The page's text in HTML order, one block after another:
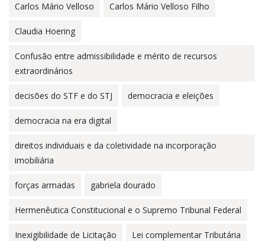
Carlos Mário Velloso Carlos Mário Velloso Filho
Claudia Hoering
Confusão entre admissibilidade e mérito de recursos
extraordinários
decisões do STF e do STJ democracia e eleições
democracia na era digital
direitos individuais e da coletividade na incorporação
imobiliária
forças armadas gabriela dourado
Hermenêutica Constitucional e o Supremo Tribunal Federal
Inexigibilidade de Licitação Lei complementar Tributária